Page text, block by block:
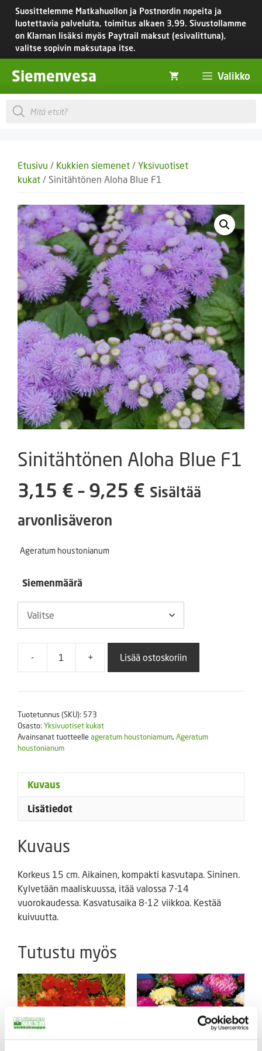
Siirry
sisältöön
Suosittelemme Matkahuollon ja Postnordin nopeita ja
luotettavia palveluita, toimitus alkaen 3,99. Sivustollamme
on Klarnan lisäksi myös Paytrail maksut (esivalittuna),
valitse sopivin maksutapa itse.
Siemenvesa Valikko
Products
search
Etusivu / Kukkien siemenet / Yksivuotiset
kukat / Sinitähtönen Aloha Blue F1
Sinitähtönen Aloha Blue F1
3,15 € – 9,25 € Hintaluokka:
Sisältää
arvonlisäveron
Ageratum houstonianum
Siemenmäärä
-
Sinitähtönen
Blue
+ Lisää ostoskoriin
Tuotetunnus (SKU): 573
Osasto: Yksivuotiset kukat
Avainsanat tuotteelleageratum houstoniamum, Ageratum
houstonianum
Kuvaus
Lisätiedot
Kuvaus
Korkeus 15 cm. Aikainen, kompakti kasvutapa. Sininen.
Kylvetään maaliskuussa, itää valossa 7-14
vuorokaudessa. Kasvatusaika 8-12 viikkoa. Kestää
kuivuutta.
Tutustu myös